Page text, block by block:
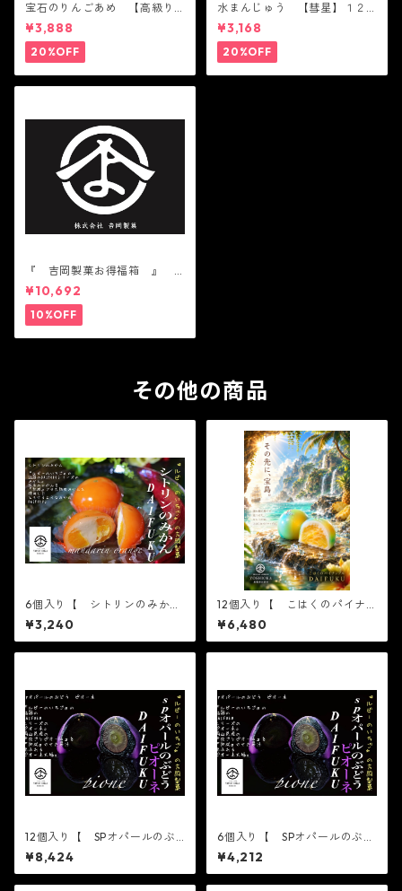
宝石のりんごあめ 【高級り
んご】６個入り ツルツル
かわいい 綺麗 宇宙 Gal
axy
¥3,888
20%OFF
水まんじゅう 【彗星】１２
個入り ツルツル かわい
い 綺麗 父の日 宇宙 Gal
axy
¥3,168
20%OFF
『 吉岡製菓お得福箱 』
かわいい 人気 テレビ
で話題 中元 贈り物 ギ
フト 機能性表示食品
¥10,692
10%OFF
その他の商品
6個入り【 シトリンのみか
ん 6個入り×1箱 】【フルー
ツ大福】シトリンのみかん6個
入り※配送日時指定必須
¥3,240
12個入り【 こはくのパイナ
ップル 6個入り×2箱 】
【フルーツ大福】コハクのパ
イナップル6個入り※配送日時
ツ ギフト
¥6,480
12個入り【 SPオパールのぶ
どう 皮ごとピオーネ 6個入
り×2箱 】※配送日時指定必
須【フルーツ大福】ピオーネ6
¥8,424
6個入り【 SPオパールのぶど
う 皮ごとピオーネ 6個入り
×1箱 】※配送日時指定必須
【フルーツ大福】ピオーネ6
¥4,212